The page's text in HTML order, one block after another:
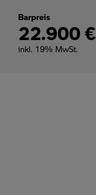
Barpreis
22.900 €
inkl. 19% MwSt.